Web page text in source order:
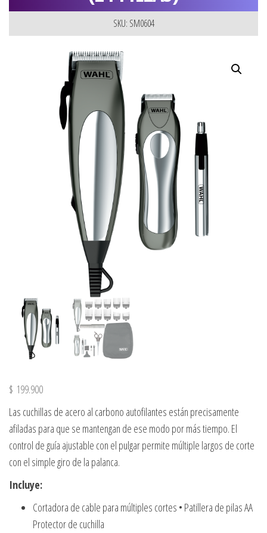
SKU: SM0604
$ 199.900
Las cuchillas de acero al carbono autofilantes están precisamente
afiladas para que se mantengan de ese modo por más tiempo. El
control de guía ajustable con el pulgar permite múltiple largos de corte
con el simple giro de la palanca.
Incluye:
Cortadora de cable para múltiples cortes • Patillera de pilas AA
Protector de cuchilla